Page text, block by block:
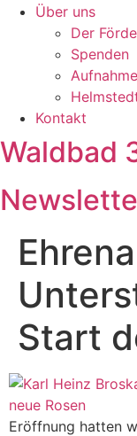
Über uns
Der
Spenden
Kontakt
Waldbad
Start
Eröffnung hatten